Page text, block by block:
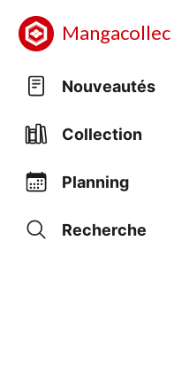
Mangacollec
Nouveautés
Collection
Planning
Recherche